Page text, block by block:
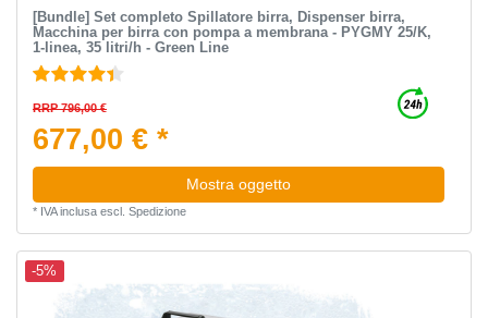
[Bundle] Set completo Spillatore birra, Dispenser birra,
Macchina per birra con pompa a membrana - PYGMY 25/K,
1-linea, 35 litri/h - Green Line
RRP 796,00 €
677,00 € *
Mostra oggetto
* IVA inclusaescl. Spedizione
-5%